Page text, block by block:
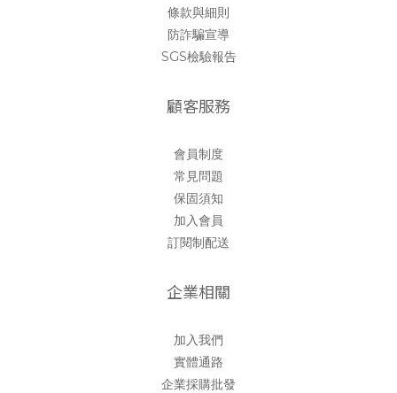
條款與細則
防詐騙宣導
SGS檢驗報告
顧客服務
會員制度
常見問題
保固須知
加入會員
訂閱制配送
企業相關
加入我們
實體通路
企業採購批發